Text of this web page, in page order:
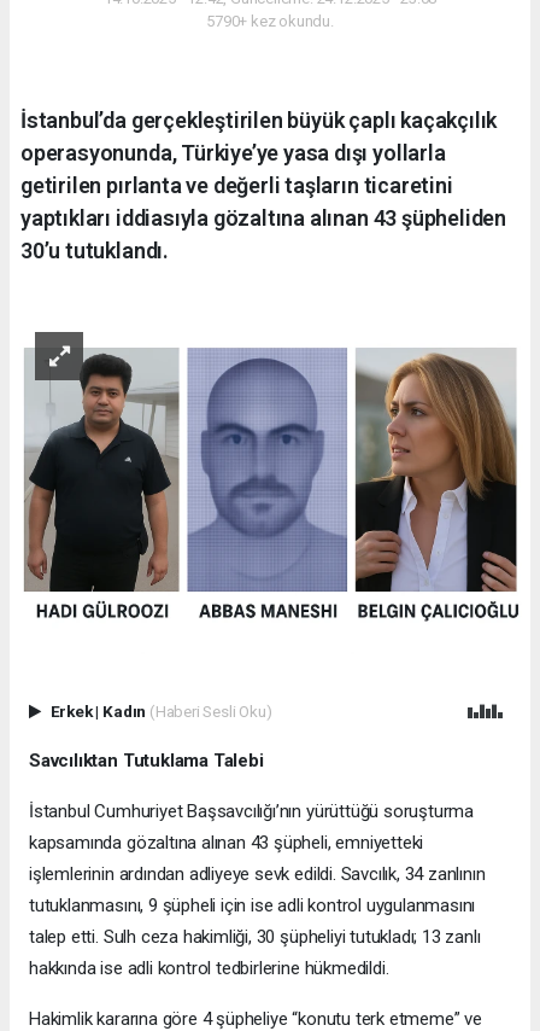
5790+ kez okundu.
İstanbul’da gerçekleştirilen büyük çaplı kaçakçılık
operasyonunda, Türkiye’ye yasa dışı yollarla
getirilen pırlanta ve değerli taşların ticaretini
yaptıkları iddiasıyla gözaltına alınan 43 şüpheliden
30’u tutuklandı.
Erkek| Kadın (Haberi Sesli Oku)
Savcılıktan Tutuklama Talebi
İstanbul Cumhuriyet Başsavcılığı’nın yürüttüğü soruşturma
kapsamında gözaltına alınan 43 şüpheli, emniyetteki
işlemlerinin ardından adliyeye sevk edildi. Savcılık, 34 zanlının
tutuklanmasını, 9 şüpheli için ise adli kontrol uygulanmasını
talep etti. Sulh ceza hakimliği, 30 şüpheliyi tutukladı; 13 zanlı
hakkında ise adli kontrol tedbirlerine hükmedildi.
Hakimlik kararına göre 4 şüpheliye “konutu terk etmeme” ve